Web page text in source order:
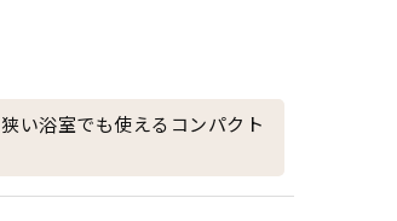
い浴室でも使えるコンパクト